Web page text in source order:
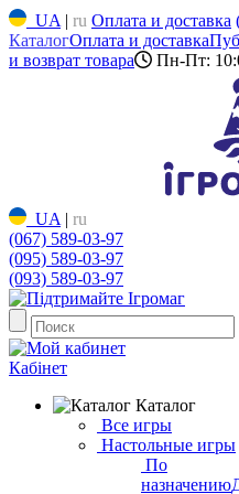
UA | ru Оплата и доставка
КаталогОплата и доставка
и возврат товара
Пн-Пт:
UA | ru
(067) 589-03-97
(095) 589-03-97
(093) 589-03-97
Кабінет
Каталог
Все игры
Настольные игры
По
назначению